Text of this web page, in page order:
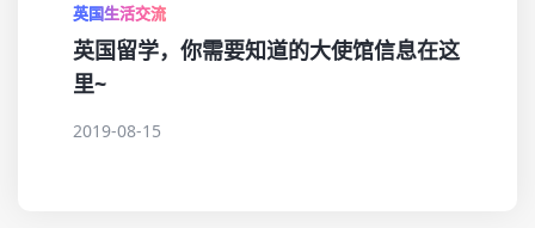
英国生活交流
英国留学，你需要知道的大使馆信息在这
里~
2019-08-15